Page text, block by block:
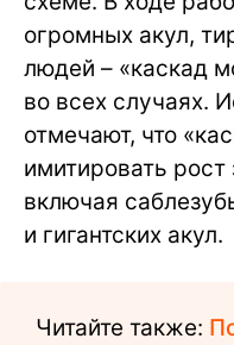
огромных акул,
людей – «каскад
во всех случаях.
отмечают, что
имитировать
включая
и гигантских акул.
Читайте также: